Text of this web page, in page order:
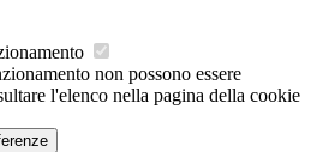
non possono essere
l'elenco nella pagina della cookie